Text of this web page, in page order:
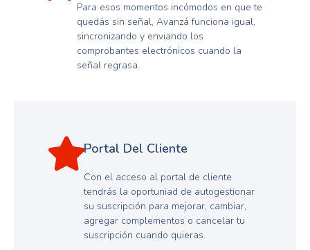
Para esos momentos incómodos en que te
quedás sin señal, Avanzá funciona igual,
sincronizando y enviando los
comprobantes electrónicos cuando la
señal regrasa.
Portal Del Cliente
Con el acceso al portal de cliente
tendrás la oportuniad de autogestionar
su suscripción para mejorar, cambiar,
agregar complementos o cancelar tu
suscripción cuando quieras.